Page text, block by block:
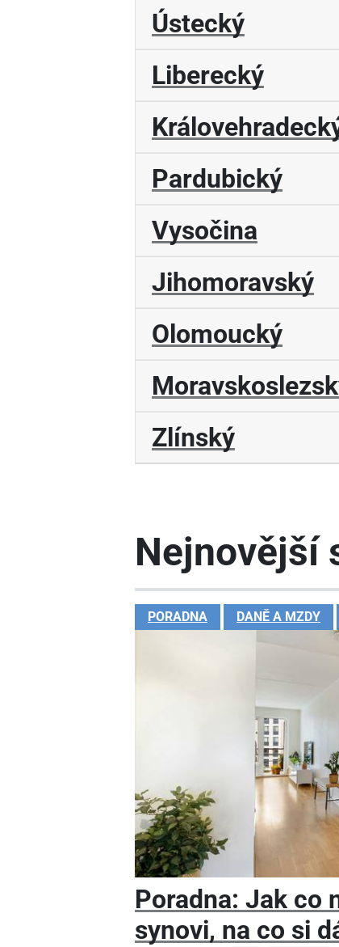
Ústecký
Liberecký
Pardubický
Vysočina
Jihomoravský
Olomoucký
Zlínský
Nejnovější
PORADNA DANĚ A MZDY
Poradna: Jak co
synovi, na co si